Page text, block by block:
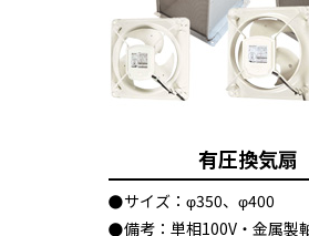
有圧換気扇
サイズ：φ350、φ400
備考：単相100V・金属製